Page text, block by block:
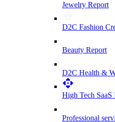
Jewelry Report
D2C Fashion
Beauty Report
D2C Health &
High Tech SaaS
Professional